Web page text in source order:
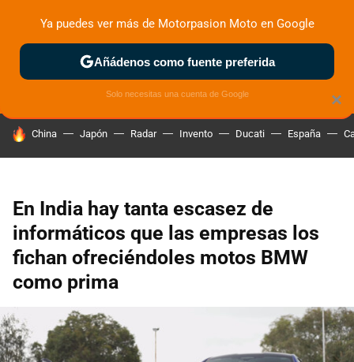
ZONA DE PRUEBAS DEPORTIVAS MOTOS ELÉCTRICAS
HOY SE HABLA DE
China Japón Radar Invento Ducati España
En India hay tanta escasez de
informáticos que las empresas los
fichan ofreciéndoles motos BMW
como prima
×
Ya puedes ver más de Motorpasion Moto en Google
Añádenos como fuente preferida
Solo necesitas una cuenta de Google